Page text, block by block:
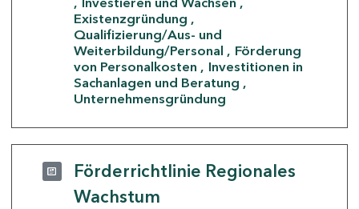
Existenzgründung
Qualifizierung/Aus- und
Weiterbildung/Personal
Förderung
von Personalkosten
Investitionen in
Sachanlagen und Beratung
Unternehmensgründung
Förderrichtlinie Regionales
Wachstum